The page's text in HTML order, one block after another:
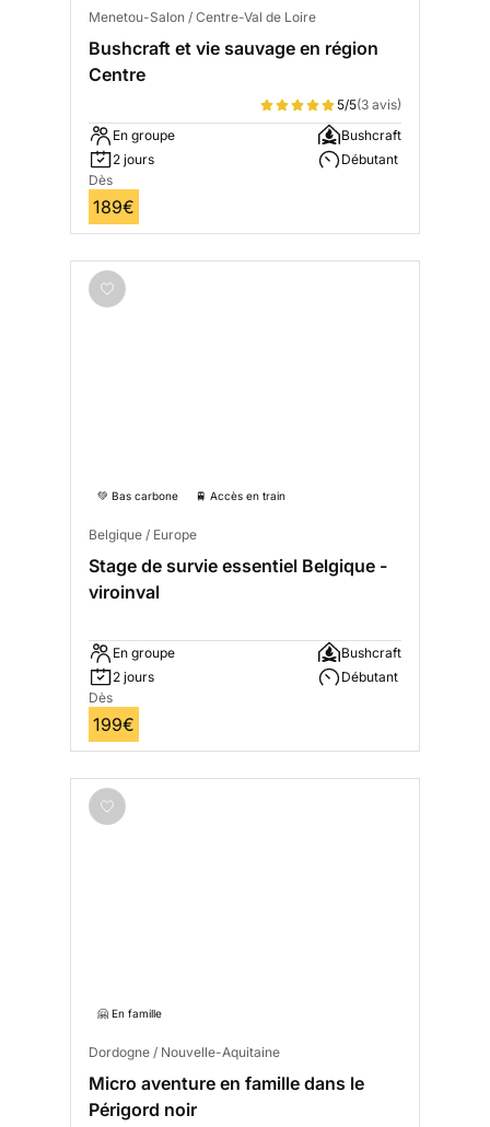
Menetou-Salon / Centre-Val de Loire
Bushcraft et vie sauvage en région
Centre
5/5(3 avis)
En groupe
2 jours
Bushcraft
Débutant
Dès
189€
💚 Bas carbone 🚆 Accès en train
Belgique / Europe
Stage de survie essentiel Belgique -
viroinval
En groupe
2 jours
Bushcraft
Débutant
Dès
199€
🤗 En famille
Dordogne / Nouvelle-Aquitaine
Micro aventure en famille dans le
Périgord noir